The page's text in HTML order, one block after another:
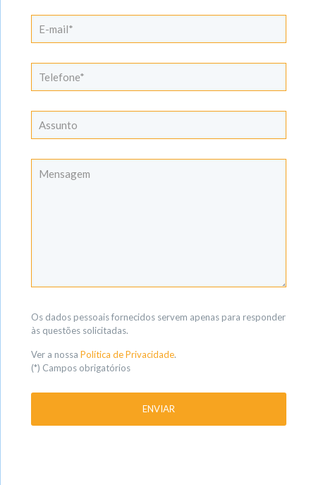
Os dados pessoais fornecidos servem apenas para responder
às questões solicitadas.
Ver a nossa Política de Privacidade.
(*) Campos obrigatórios